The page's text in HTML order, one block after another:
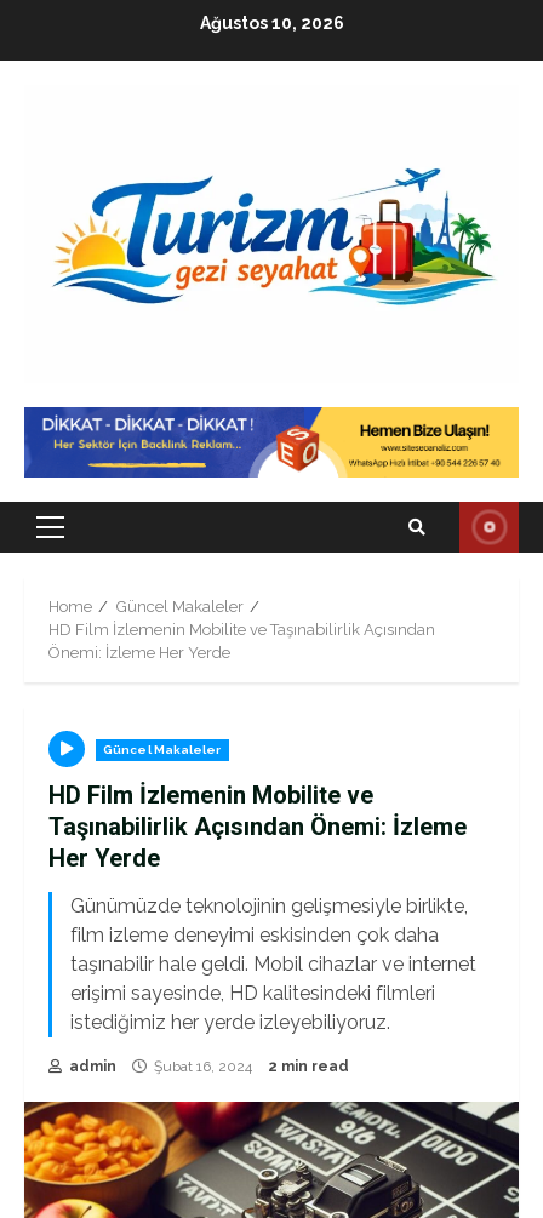
Ağustos 10, 2026
Primary
Home
Güncel Makaleler
HD Film İzlemenin Mobilite ve Taşınabilirlik Açısından
Önemi: İzleme Her Yerde
Güncel Makaleler
HD Film İzlemenin Mobilite ve
Taşınabilirlik Açısından Önemi: İzleme
Her Yerde
Günümüzde teknolojinin gelişmesiyle birlikte,
film izleme deneyimi eskisinden çok daha
taşınabilir hale geldi. Mobil cihazlar ve internet
erişimi sayesinde, HD kalitesindeki filmleri
istediğimiz her yerde izleyebiliyoruz.
admin Şubat 16, 2024 2 min read